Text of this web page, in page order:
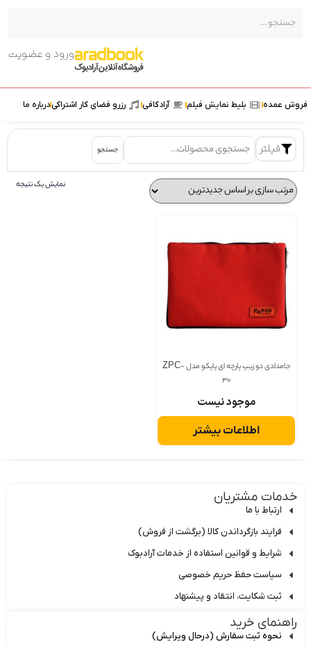
ورود و عضویت
عمده بلیط نمایش فیلم آرادکافی رزرو فضای کار اشتراکیدرباره ما
فیلتر جستجو
نمایش یک نتیجه
جامدادی دو زیپ پارچه ای پاپکو مدل ZPC-
موجود نیست
اطلاعات بیشتر
خدمات مشتریان
ارتباط با ما
فرایند بازگرداندن کالا (برگشت از فروش)
شرایط و قوانین استفاده از خدمات آرادبوک
سیاست حفظ حریم خصوصی
ثبت شکایت، انتقاد و پیشنهاد
راهنمای خرید
نحوه ثبت سفارش (درحال ویرایش)